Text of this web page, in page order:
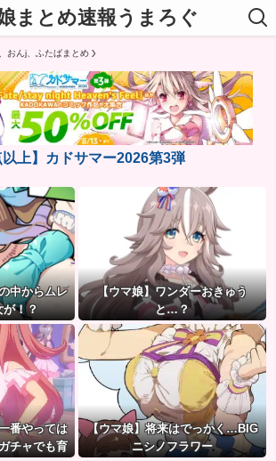
まとめ速報うまろぐ
おんj、ふたばまとめ
以上】カドサマー2026第3弾
中からムレ
が！？
【ウマ娘】ワンダーおきゅう
と…？
番やっては
チャでも育
【ウマ娘】将来はでっかく…BIG
ニシノフラワー